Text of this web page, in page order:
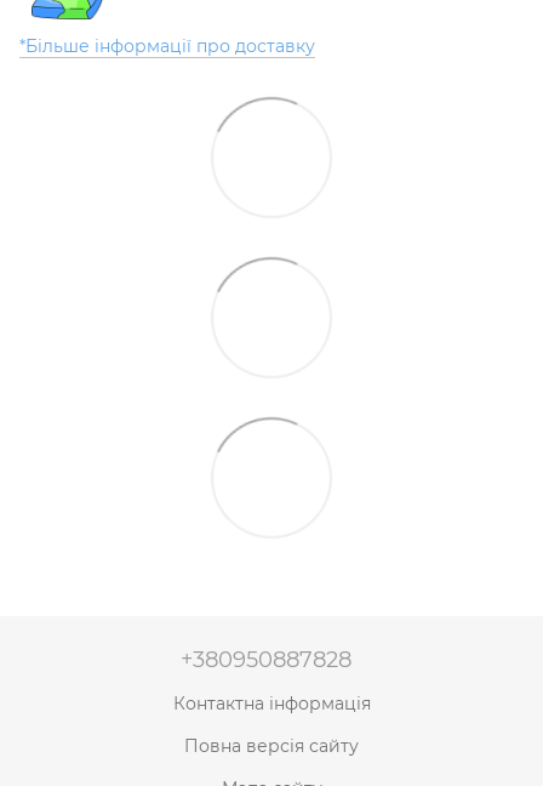
*Більше інформації про доставку
+380950887828
Контактна інформація
Повна версія сайту